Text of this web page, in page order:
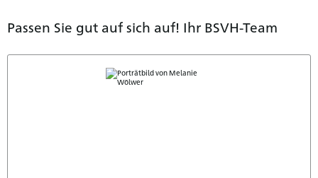
Passen Sie gut auf sich auf! Ihr BSVH-Team